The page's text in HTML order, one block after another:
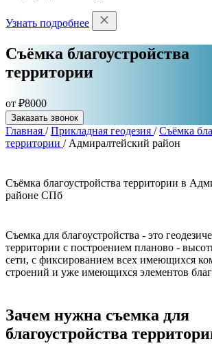
Узнать подробнее
Съёмка благоустройства
территории
от ₽8000
Заказать звонок
Главная /Прикладная геодезия /Съёмка
территории / Адмиралтейский район
Съёмка благоустройства территории в
районе СПб
Съемка для благоустройства - это
территории с построением планово -
сети, с фиксированием всех имеющихся
строений и уже имеющихся элементов
Зачем нужна съемка для
благоустройства